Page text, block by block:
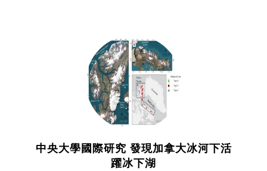
中央大學國際研究 發現加拿大冰河下活
躍冰下湖